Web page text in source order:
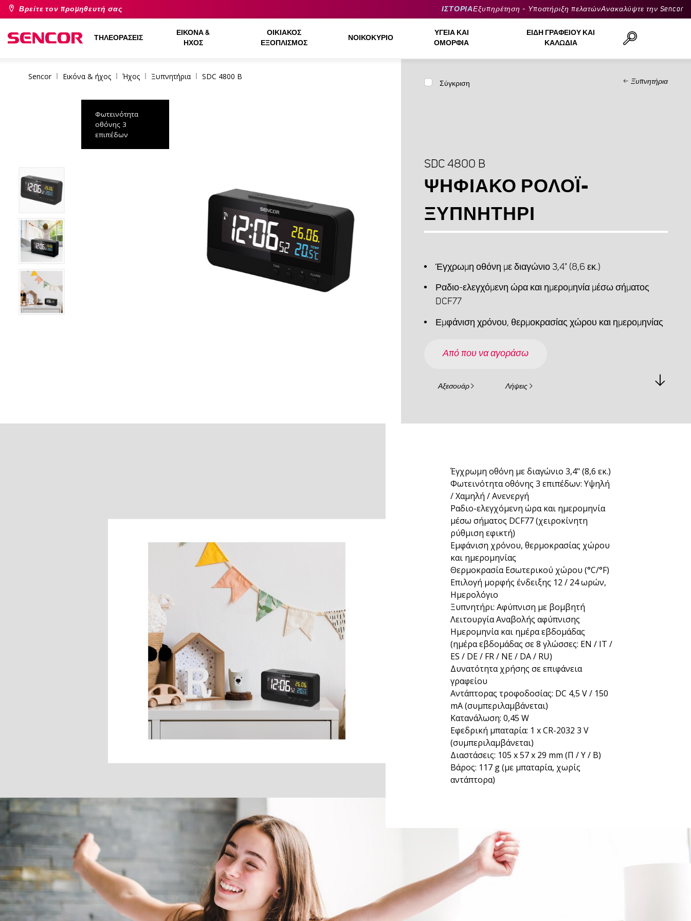
Βρείτε τον προμηθευτή σας ΙΣΤΟΡΙΑΕξυπηρέτηση - Υποστήριξη πελατώνΑνακαλύψτε την Sencor
ΤΗΛΕΟΡΆΣΕΙΣ
ΕΙΚΌΝΑ &
ΉΧΟΣ
ΟΙΚΙΑΚΌΣ
ΕΞΟΠΛΙΣΜΌΣ
ΝΟΙΚΟΚΥΡΙΌ
ΥΓΕΊΑ ΚΑΙ
ΟΜΟΡΦΙΆ
ΕΊΔΗ ΓΡΑΦΕΊΟΥ ΚΑΙ
ΚΑΛΏΔΙΑ
Sencor Εικόνα & ήχος Ήχος Ξυπνητήρια SDC 4800 B
Φωτεινότητα
οθόνης 3
επιπέδων
Σύγκριση Ξυπνητήρια
SDC 4800 B
ΨΗΦΙΑΚΌ ΡΟΛΌΙ-
ΞΥΠΝΗΤΉΡΙ
Έγχρωμη οθόνη με διαγώνιο 3,4" (8,6 εκ.)
Ραδιο-ελεγχόμενη ώρα και ημερομηνία μέσω σήματος
DCF77
Εμφάνιση χρόνου, θερμοκρασίας χώρου και ημερομηνίας
Από που να αγοράσω
Αξεσουάρ Λήψεις
Έγχρωμη οθόνη με διαγώνιο 3,4" (8,6 εκ.)
Φωτεινότητα οθόνης 3 επιπέδων: Υψηλή
/ Χαμηλή / Ανενεργή
Ραδιο-ελεγχόμενη ώρα και ημερομηνία
μέσω σήματος DCF77 (χειροκίνητη
ρύθμιση εφικτή)
Εμφάνιση χρόνου, θερμοκρασίας χώρου
και ημερομηνίας
Θερμοκρασία Εσωτερικού χώρου (°C/°F)
Επιλογή μορφής ένδειξης 12 / 24 ωρών,
Ημερολόγιο
Ξυπνητήρι: Αφύπνιση με βομβητή
Λειτουργία Αναβολής αφύπνισης
Ημερομηνία και ημέρα εβδομάδας
(ημέρα εβδομάδας σε 8 γλώσσες: EN / IT /
ES / DE / FR / NE / DA / RU)
Δυνατότητα χρήσης σε επιφάνεια
γραφείου
Αντάπτορας τροφοδοσίας: DC 4,5 V / 150
mA (συμπεριλαμβάνεται)
Κατανάλωση: 0,45 W
Εφεδρική μπαταρία: 1 x CR-2032 3 V
(συμπεριλαμβάνεται)
Διαστάσεις: 105 x 57 x 29 mm (Π / Υ / Β)
Βάρος: 117 g (με μπαταρία, χωρίς
αντάπτορα)